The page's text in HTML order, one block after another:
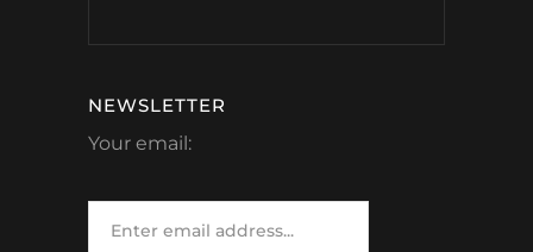
NEWSLETTER
Your email: